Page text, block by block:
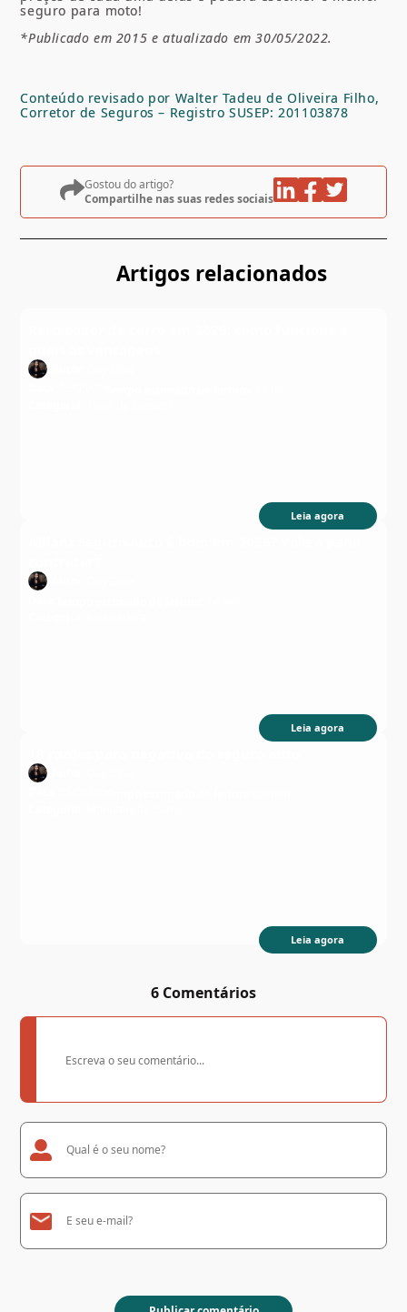
seguro para moto!
*Publicado em 2015 e atualizado em 30/05/2022.
Conteúdo revisado por Walter Tadeu de Oliveira Filho,
Corretor de Seguros – Registro SUSEP: 201103878
Gostou do artigo?
Compartilhe nas suas redes sociais
Artigos relacionados
Leia agora
Leia agora
Leia agora
6 Comentários